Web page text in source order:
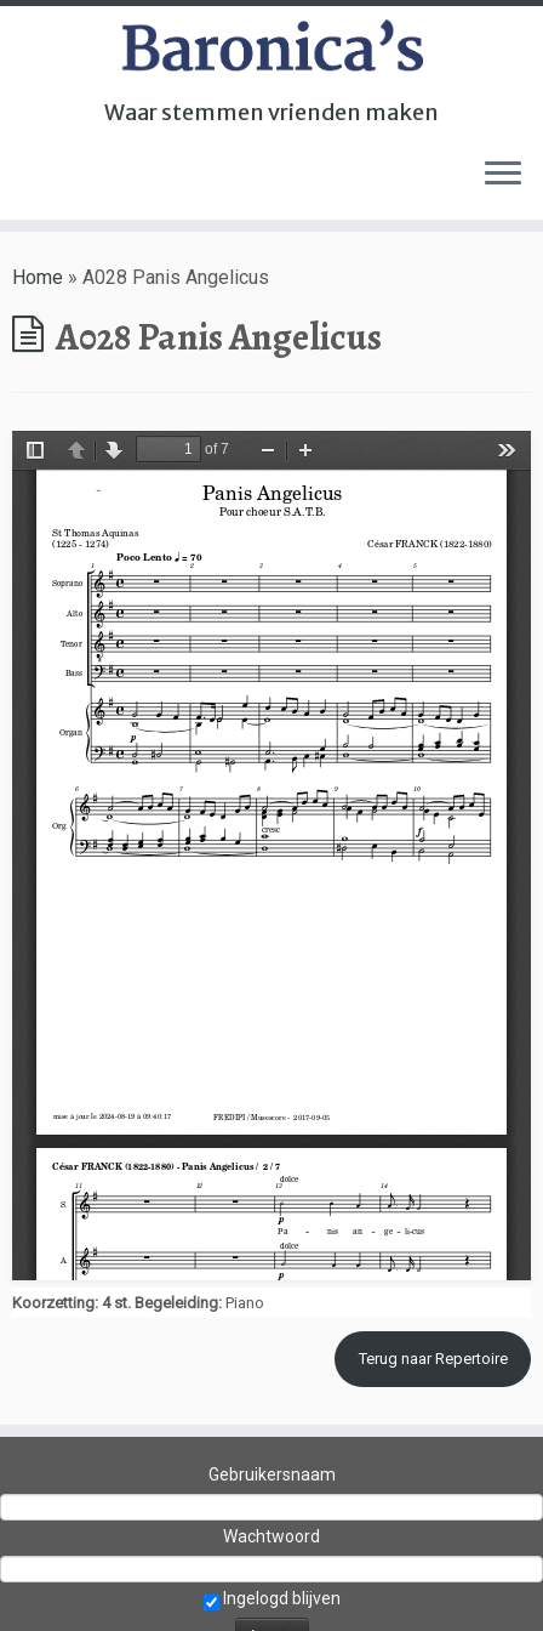
Waar stemmen vrienden maken
Home » A028 Panis Angelicus
A028 Panis Angelicus
Koorzetting: 4 st. Begeleiding: Piano
Terug naar Repertoire
Gebruikersnaam
Wachtwoord
Ingelogd blijven